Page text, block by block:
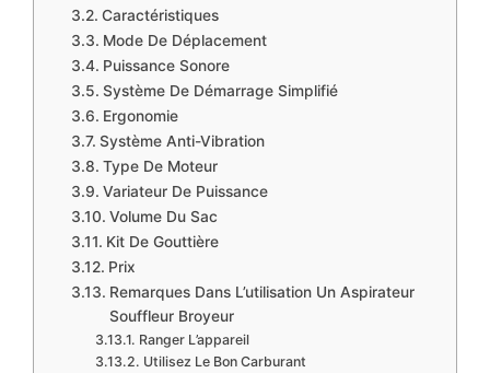
Caractéristiques
Mode De Déplacement
Puissance Sonore
Système De Démarrage Simplifié
Ergonomie
Système Anti-Vibration
Type De Moteur
Variateur De Puissance
Volume Du Sac
Kit De Gouttière
Prix
Remarques Dans L’utilisation Un Aspirateur
Souffleur Broyeur
Ranger L’appareil
Utilisez Le Bon Carburant